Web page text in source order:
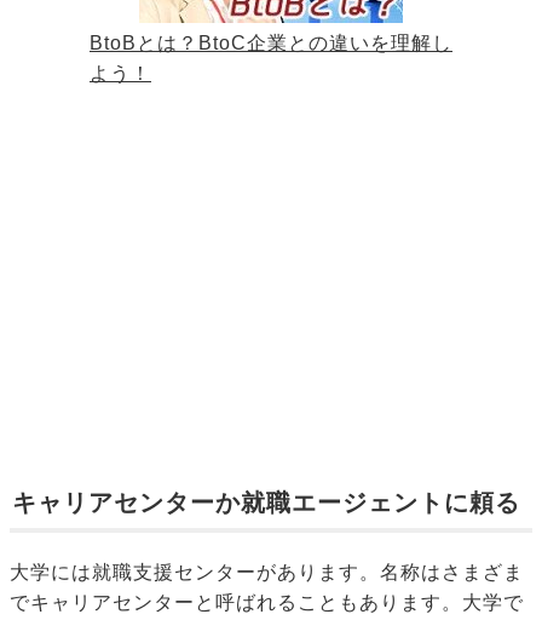
BtoBとは？BtoC企業との違いを理解し
よう！
キャリアセンターか就職エージェントに頼る
大学には就職支援センターがあります。名称はさまざま
でキャリアセンターと呼ばれることもあります。大学で